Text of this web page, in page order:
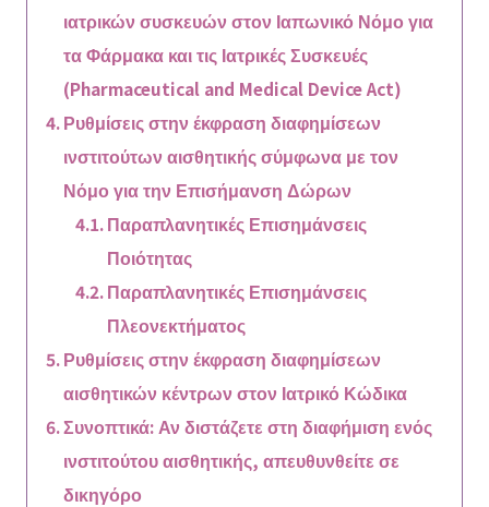
ιατρικών συσκευών στον Ιαπωνικό Νόμο για
τα Φάρμακα και τις Ιατρικές Συσκευές
(Pharmaceutical and Medical Device Act)
Ρυθμίσεις στην έκφραση διαφημίσεων
ινστιτούτων αισθητικής σύμφωνα με τον
Νόμο για την Επισήμανση Δώρων
Παραπλανητικές Επισημάνσεις
Ποιότητας
Παραπλανητικές Επισημάνσεις
Πλεονεκτήματος
Ρυθμίσεις στην έκφραση διαφημίσεων
αισθητικών κέντρων στον Ιατρικό Κώδικα
Συνοπτικά: Αν διστάζετε στη διαφήμιση ενός
ινστιτούτου αισθητικής, απευθυνθείτε σε
δικηγόρο